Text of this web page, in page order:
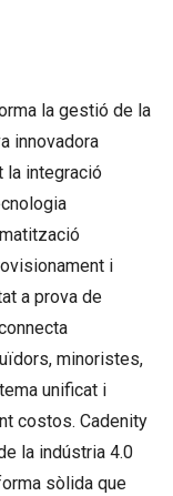
la gestió de la
innovadora
la integració
i
a prova de
minoristes,
unificat i
costos. Cadenity
la indústria 4.0
sòlida que